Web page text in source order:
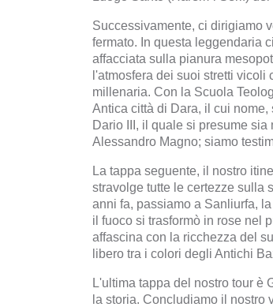
Successivamente, ci dirigiamo
fermato. In questa leggendaria
affacciata sulla pianura
l'atmosfera dei suoi stretti
millenaria. Con la Scuola
Antica città di Dara, il cui
Dario III, il quale si presume
Alessandro Magno; siamo
La tappa seguente, il nostro
stravolge tutte le certezze sulla
anni fa, passiamo a Sanliurfa,
il fuoco si trasformò in rose nel
affascina con la ricchezza del
libero tra i colori degli Antichi
L'ultima tappa del nostro tour è
la storia. Concludiamo il